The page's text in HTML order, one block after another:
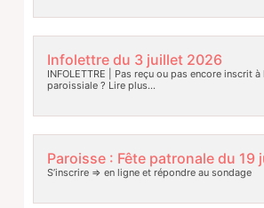
Infolettre du 3 juillet 2026
INFOLETTRE | Pas reçu ou pas encore inscrit à
paroissiale ? Lire plus…
Paroisse : Fête patronale du 19
S’inscrire => en ligne et répondre au sondage